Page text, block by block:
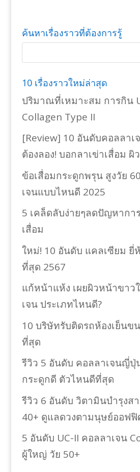
ค้นหาเรื่องราวที่ต้องการรู้
10 เรื่องราวใหม่ล่าสุด
ปริมาณที่เหมาะสม การกิน
Collagen Type II
[Review] 10 อันดับคอลลาเ
ต้องลอง! บอกลาเข่าเสื่อม ผิ
ข้อเสื่อมกระดูกพรุน สูงวัย
เจนแบบไหนดี 2025
5 เคล็ดลับง่ายๆลดปัญหากา
เสื่อม
ใหม่! 10 อันดับ แคลเซียม ยี่
ที่สุด 2567
แก้หน้าแห้ง เผยผิวหน้าขาว
เจน ประเภทไหนดี?
10 บริษัทรับติดรถห้องเย็นข
ที่สุด
รีวิว 5 อันดับ คอลลาเจนญี่ปุ่
กระดูกดี ตัวไหนดีที่สุด
รีวิว 6 อันดับ วิตามินบำรุงส
40+ ดูแลดวงตามนุษย์ออฟฟิ
5 อันดับ UC-II คอลลาเจน
ผู้ใหญ่ วัย 50+